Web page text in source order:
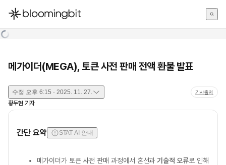
한국어
메가이더(MEGA), 토큰 사전 판매 전액 환불 발표
수정 오후 6:15 · 2025. 11. 27. 기사출처
황두현 기자
간단 요약 STAT AI 안내
메가이더가 토큰 사전 판매 과정에서 혼선과기술적 오류로 인해